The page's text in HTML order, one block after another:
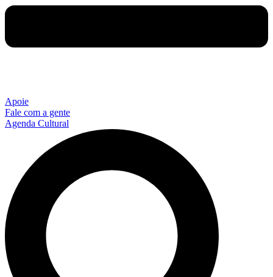
Apoie
Fale com a gente
Agenda Cultural